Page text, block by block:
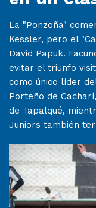
La "Ponzoña"
Kessler, pero el
David Papuk.
evitar el triunfo
como único líder
Porteño de
de Tapalqué,
Juniors también